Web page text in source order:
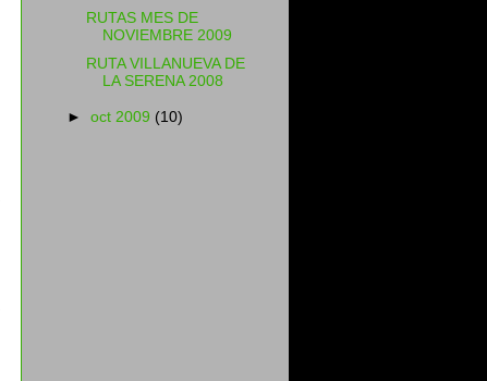
RUTAS MES DE
NOVIEMBRE 2009
RUTA VILLANUEVA DE
LA SERENA 2008
►oct 2009 (10)